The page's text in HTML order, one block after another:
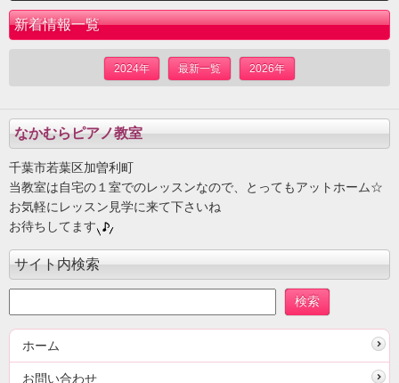
新着情報一覧
2024年 最新一覧 2026年
なかむらピアノ教室
千葉市若葉区加曽利町
当教室は自宅の１室でのレッスンなので、とってもアットホーム☆
お気軽にレッスン見学に来て下さいね
お待ちしてます
サイト内検索
ホーム
お問い合わせ